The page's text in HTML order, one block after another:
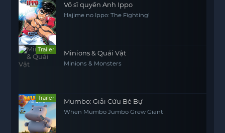
Võ sĩ quyền Anh Ippo
Hajime no Ippo: The Fighting!
Trailer Minions & Quái Vật
Minions & Monsters
Trailer Mumbo: Giải Cứu Bé Bự
When Mumbo Jumbo Grew Giant